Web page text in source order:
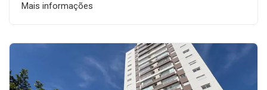
Mais informações